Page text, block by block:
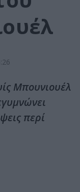
Μπουνιουέλ
περί